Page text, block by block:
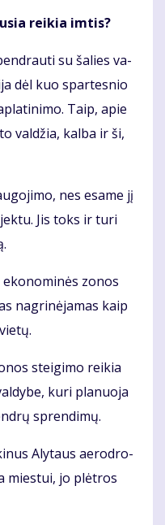
rei­kia im­tis?
su ša­lies va­
dėl kuo spar­tes­nio
Taip, apie
val­džia, kal­ba ir ši,
nes esa­me jį
Jis toks ir tu­ri
zo­nos
nag­ri­nė­ja­mas kaip
stei­gi­mo rei­kia
ku­ri pla­nuo­ja
spren­di­mų.
Aly­taus ae­ro­dro­
miestui, jo plėtros